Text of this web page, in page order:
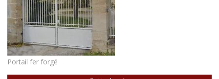
Portail fer forgé